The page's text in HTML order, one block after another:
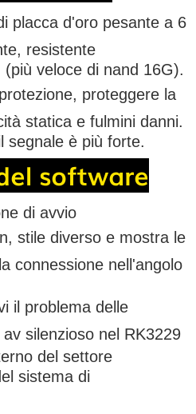
placca d'oro pesante a 6
resistente
veloce di nand 16G).
proteggere la
statica e fulmini danni.
segnale è più forte.
software
di avvio
stile diverso e mostra le
connessione nell'angolo
il problema delle
silenzioso nel RK3229
del settore
sistema di